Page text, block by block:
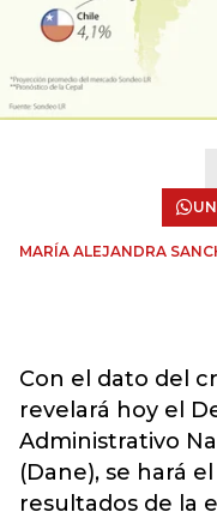
MARÍA ALEJANDRA
Con el dato del
revelará hoy el
Administrativo
(Dane), se hará
resultados de la